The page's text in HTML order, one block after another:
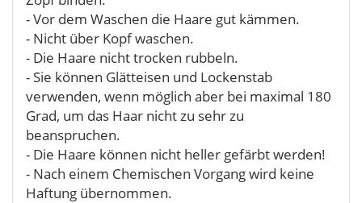
- Vor dem Waschen die Haare gut kämmen.
- Nicht über Kopf waschen.
- Die Haare nicht trocken rubbeln.
- Sie können Glätteisen und Lockenstab
verwenden, wenn möglich aber bei maximal 180
Grad, um das Haar nicht zu sehr zu
beanspruchen.
- Die Haare können nicht heller gefärbt werden!
- Nach einem Chemischen Vorgang wird keine
Haftung übernommen.